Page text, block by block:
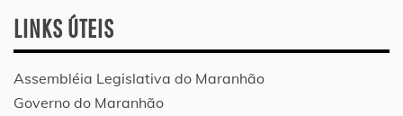
LINKS ÚTEIS
Assembléia Legislativa do Maranhão
Governo do Maranhão